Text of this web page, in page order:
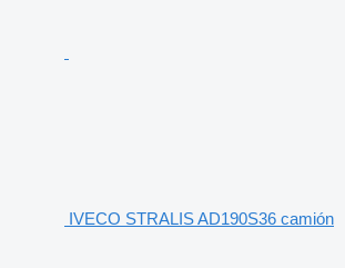
IVECO STRALIS AD190S36 camión